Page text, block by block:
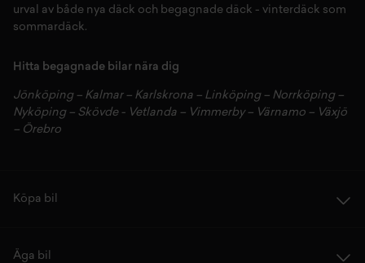
urval av både nya däck och begagnade däck - vinterdäck som
sommardäck.
Hitta begagnade bilar nära dig
Jönköping– Kalmar – Karlskrona – Linköping– Norrköping–
Nyköping– Skövde- Vetlanda – Vimmerby– Värnamo – Växjö
– Örebro
Köpa bil
Äga bil